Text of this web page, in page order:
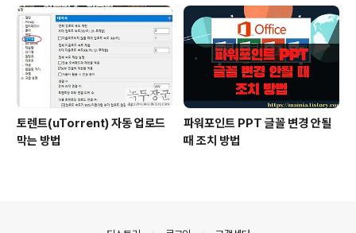
토렌트(uTorrent) 자동 업로드
막는 방법
파워포인트 PPT 글꼴 변경 안될
때 조치 방법